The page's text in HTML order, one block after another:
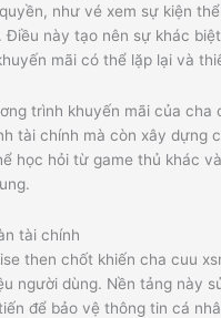
như vé xem sự kiện
Điều này tạo nên sự khác
mãi có thể lặp lại và
trình khuyến mãi của cha
tài chính mà còn xây dựng
học hỏi từ game thủ khác
tài chính
then chốt khiến cha cuu
người dùng. Nền tảng này
để bảo vệ thông tin cá